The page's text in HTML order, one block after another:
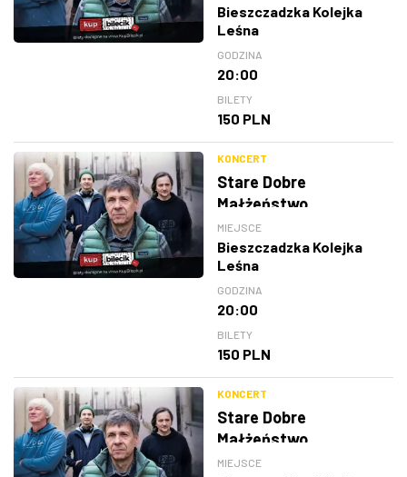
Bieszczadzka Kolejka
Leśna
GODZINA
20:00
BILETY
150 PLN
KONCERT
Stare Dobre
Małżeństwo
MIEJSCE
Bieszczadzka Kolejka
Leśna
GODZINA
20:00
BILETY
150 PLN
KONCERT
Stare Dobre
Małżeństwo
MIEJSCE